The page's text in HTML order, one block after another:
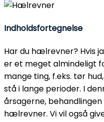
Indholdsfortegnelse
Har du hælrevner? Hvis
er et meget almindeligt
mange ting, f.eks. tør
stå i lange perioder. I
årsagerne,
hælrevner. Vi vil også